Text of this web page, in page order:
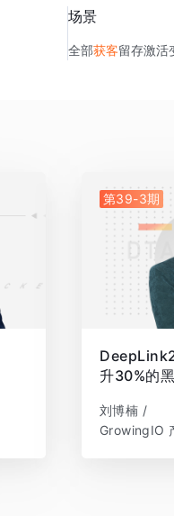
场景
全部获客留存激活
第39-3期
升30%的
刘博楠 /
GrowingIO